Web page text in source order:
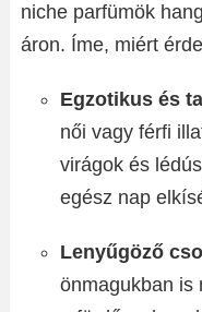
niche parfümök
áron. Íme, miért
Egzotikus és
női vagy férfi
virágok és
egész nap
Lenyűgöző
önmagukban is